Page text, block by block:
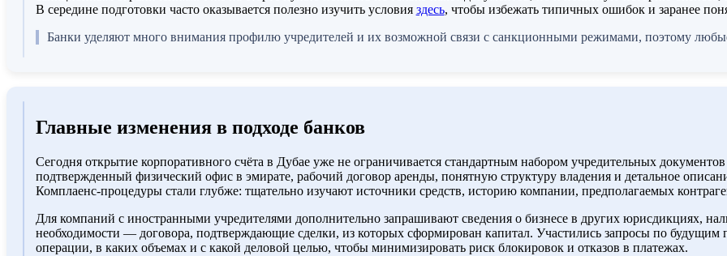
В середине подготовки часто оказывается полезно изучить условия здесь, чтобы избежать типичных ошибок и заранее
Банки уделяют много внимания профилю учредителей и их возможной связи с санкционными режимами, поэтому
Главные изменения в подходе банков
Сегодня открытие корпоративного счёта в Дубае уже не ограничивается стандартным набором учредительных
подтвержденный физический офис в эмирате, рабочий договор аренды, понятную структуру владения и детальное
Комплаенс‑процедуры стали глубже: тщательно изучают источники средств, историю компании, предполагаемых
Для компаний с иностранными учредителями дополнительно запрашивают сведения о бизнесе в других юрисдикциях,
необходимости — договора, подтверждающие сделки, из которых сформирован капитал. Участились запросы по будущим
операции, в каких объемах и с какой деловой целью, чтобы минимизировать риск блокировок и отказов в платежах.